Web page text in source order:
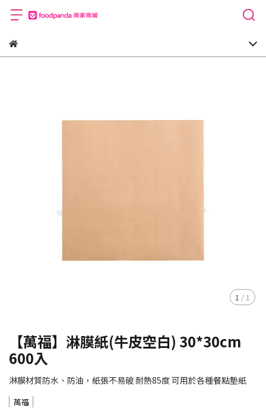
1 / 1
【萬福】淋膜紙(牛皮空白) 30*30cm
600入
淋膜材質防水、防油，紙張不易破 耐熱85度 可用於各種餐點墊紙
萬福